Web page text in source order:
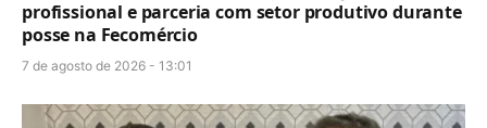
profissional e parceria com setor produtivo durante
posse na Fecomércio
7 de agosto de 2026 - 13:01